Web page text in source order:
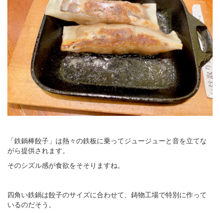
「鉄鍋棒餃子」は熱々の鉄板に乗ってジュージューと音を立てな
がら提供されます。
そのシズル感が食欲をそそりますね。
四角い鉄鍋は餃子のサイズに合わせて、鋳物工場で特別に作って
いるのだそう。